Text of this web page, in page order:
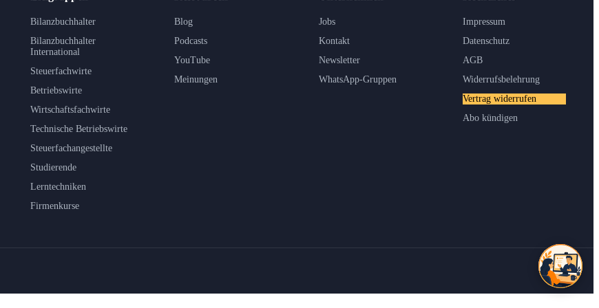
Bilanzbuchhalter
Bilanzbuchhalter
International
Steuerfachwirte
Betriebswirte
Wirtschaftsfachwirte
Technische Betriebswirte
Steuerfachangestellte
Studierende
Lerntechniken
Firmenkurse
Blog
Podcasts
YouTube
Meinungen
Jobs
Kontakt
Newsletter
WhatsApp-Gruppen
Impressum
Datenschutz
AGB
Widerrufsbelehrung
Vertrag widerrufen
Abo kündigen